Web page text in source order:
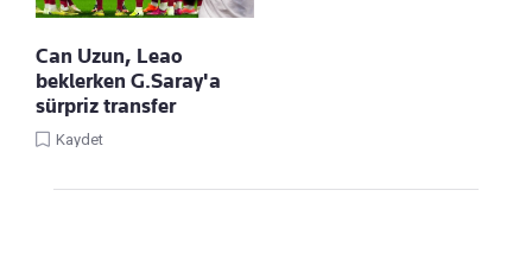
Can Uzun, Leao
beklerken G.Saray'a
sürpriz transfer
Kaydet